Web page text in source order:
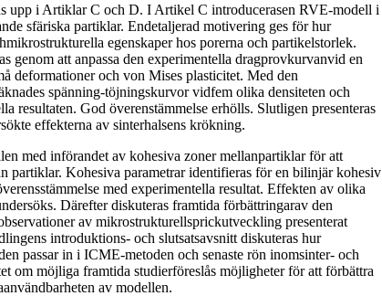
upp i Artiklar C och D. I Artikel C introducerasen RVE-modell i
sfäriska partiklar. Endetaljerad motivering ges för hur
egenskaper hos porerna och partikelstorlek.
genom att anpassa den experimentella dragprovkurvanvid en
deformationer och von Mises plasticitet. Med den
spänning-töjningskurvor vidfem olika densiteten och
resultaten. God överenstämmelse erhölls. Slutligen presenteras
effekterna av sinterhalsens krökning.
med införandet av kohesiva zoner mellanpartiklar för att
partiklar. Kohesiva parametrar identifieras för en bilinjär kohesiv
med experimentella resultat. Effekten av olika
Därefter diskuteras framtida förbättringarav den
av mikrostrukturellsprickutveckling presenterat
introduktions- och slutsatsavsnitt diskuteras hur
passar in i ICME-metoden och senaste rön inomsinter- och
om möjliga framtida studierföreslås möjligheter för att förbättra
av modellen.